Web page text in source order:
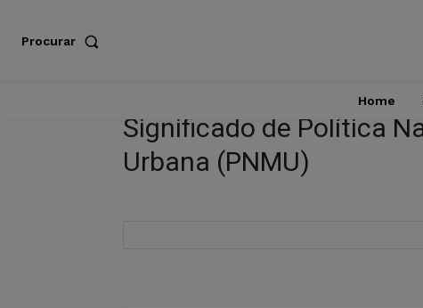
Procurar
Home
Significado de Política
Urbana (PNMU)